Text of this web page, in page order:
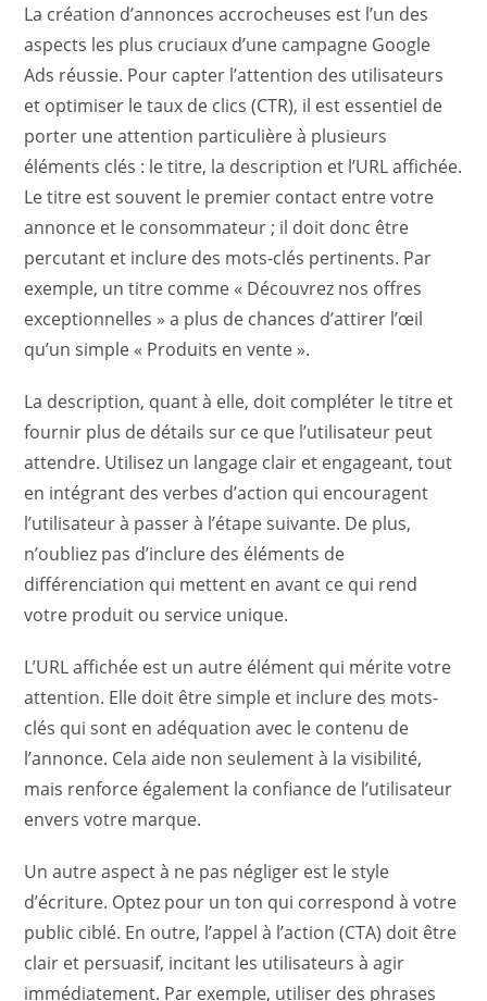
La création d’annonces accrocheuses est l’un des
aspects les plus cruciaux d’une campagne Google
Ads réussie. Pour capter l’attention des utilisateurs
et optimiser le taux de clics (CTR), il est essentiel de
porter une attention particulière à plusieurs
éléments clés : le titre, la description et l’URL affichée.
Le titre est souvent le premier contact entre votre
annonce et le consommateur ; il doit donc être
percutant et inclure des mots-clés pertinents. Par
exemple, un titre comme « Découvrez nos offres
exceptionnelles » a plus de chances d’attirer l’œil
qu’un simple « Produits en vente ».
La description, quant à elle, doit compléter le titre et
fournir plus de détails sur ce que l’utilisateur peut
attendre. Utilisez un langage clair et engageant, tout
en intégrant des verbes d’action qui encouragent
l’utilisateur à passer à l’étape suivante. De plus,
n’oubliez pas d’inclure des éléments de
différenciation qui mettent en avant ce qui rend
votre produit ou service unique.
L’URL affichée est un autre élément qui mérite votre
attention. Elle doit être simple et inclure des mots-
clés qui sont en adéquation avec le contenu de
l’annonce. Cela aide non seulement à la visibilité,
mais renforce également la confiance de l’utilisateur
envers votre marque.
Un autre aspect à ne pas négliger est le style
d’écriture. Optez pour un ton qui correspond à votre
public ciblé. En outre, l’appel à l’action (CTA) doit être
clair et persuasif, incitant les utilisateurs à agir
immédiatement. Par exemple, utiliser des phrases